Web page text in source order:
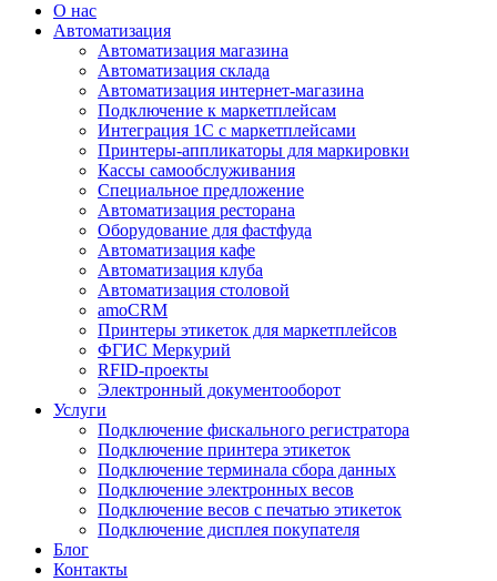
О нас
Автоматизация
Автоматизация магазина
Автоматизация склада
Автоматизация интернет-магазина
Подключение к маркетплейсам
Интеграция 1С с маркетплейсами
Принтеры-аппликаторы для маркировки
Кассы самообслуживания
Специальное предложение
Автоматизация ресторана
Оборудование для фастфуда
Автоматизация кафе
Автоматизация клуба
Автоматизация столовой
amoCRM
Принтеры этикеток для маркетплейсов
ФГИС Меркурий
RFID-проекты
Электронный документооборот
Услуги
Подключение фискального регистратора
Подключение принтера этикеток
Подключение терминала сбора данных
Подключение электронных весов
Подключение весов с печатью этикеток
Подключение дисплея покупателя
Блог
Контакты